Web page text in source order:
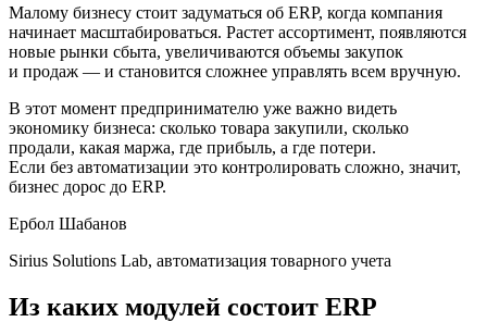
Малому бизнесу стоит задуматься об ERP, когда компания
начинает масштабироваться. Растет ассортимент, появляются
новые рынки сбыта, увеличиваются объемы закупок
и продаж — и становится сложнее управлять всем вручную.
В этот момент предпринимателю уже важно видеть
экономику бизнеса: сколько товара закупили, сколько
продали, какая маржа, где прибыль, а где потери.
Если без автоматизации это контролировать сложно, значит,
бизнес дорос до ERP.
Ербол Шабанов
Sirius Solutions Lab, автоматизация товарного учета
Из каких модулей состоит ERP